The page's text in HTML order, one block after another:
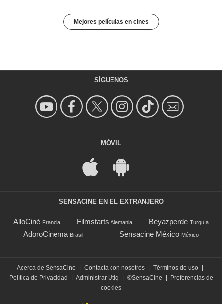
Mejores películas en cines
SÍGUENOS
MÓVIL
SENSACINE EN EL EXTRANJERO
AlloCiné Francia Filmstarts Alemania Beyazperde Turquía
AdoroCinema Brasil Sensacine México México
Acerca de SensaCine Contacta con nosotros Términos de uso
Política de Privacidad
Administrar Utiq ©SensaCine
Preferencias de
cookies